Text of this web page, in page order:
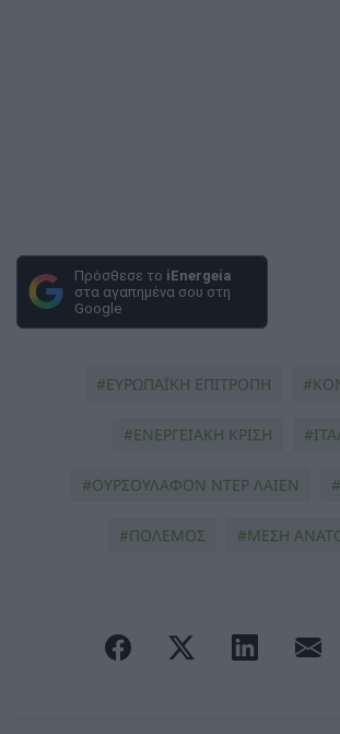
Πρόσθεσε το iEnergeia
στα αγαπημένα σου στη
Google
ΕΥΡΩΠΑΪΚΗ ΕΠΙΤΡΟΠΗ
ΕΝΕΡΓΕΙΑΚΗ ΚΡΙΣΗ
ΟΥΡΣΟΥΛΑΦΟΝ ΝΤΕΡ ΛΑΙΕΝ
ΠΟΛΕΜΟΣ ΜΕΣΗ